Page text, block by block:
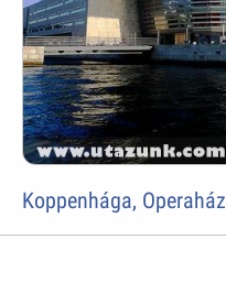
Koppenhága, Operaház